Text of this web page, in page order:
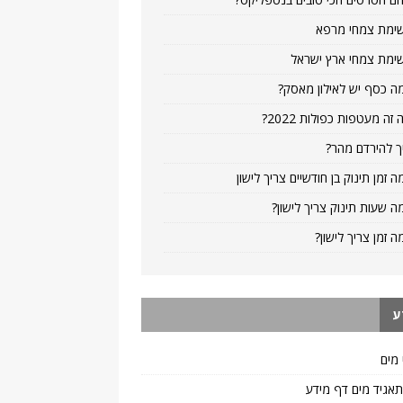
צמחי מרפא
צמחי ארץ ישראל
כסף יש לאילון מאסק?
זה מעטפות כפולות 2022?
להירדם מהר?
זמן תינוק בן חודשיים צריך לישון
שעות תינוק צריך לישון?
זמן צריך לישון?
מים
תאגיד מים דף מידע